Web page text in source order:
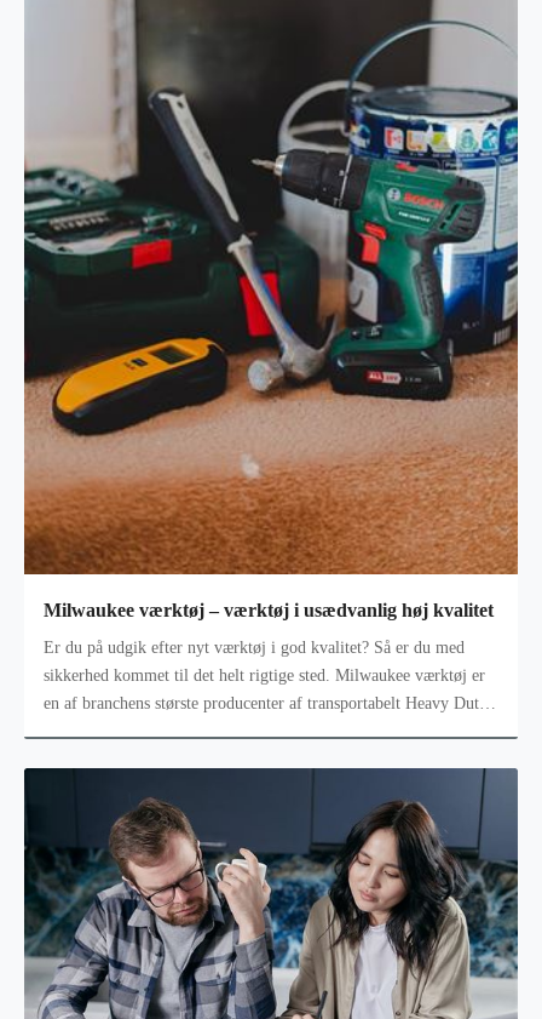
Milwaukee værktøj – værktøj i usædvanlig høj kvalitet
Er du på udgik efter nyt værktøj i god kvalitet? Så er du med
sikkerhed kommet til det helt rigtige sted. Milwaukee værktøj er
en af branchens største producenter af transportabelt Heavy Duty